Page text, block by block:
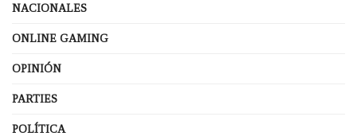
NACIONALES
ONLINE GAMING
OPINIÓN
PARTIES
POLÍTICA